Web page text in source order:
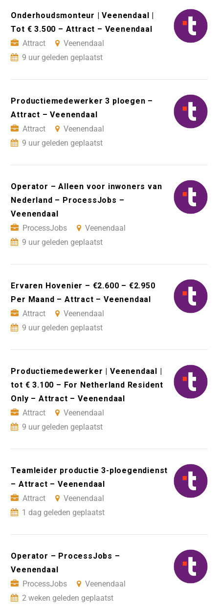
Onderhoudsmonteur | Veenendaal |
Tot € 3.500 – Attract – Veenendaal
Attract
Veenendaal
9 uur geleden geplaatst
Productiemedewerker 3 ploegen –
Attract – Veenendaal
Attract
Veenendaal
9 uur geleden geplaatst
Operator – Alleen voor inwoners van
Nederland – ProcessJobs –
Veenendaal
ProcessJobs
Veenendaal
9 uur geleden geplaatst
Ervaren Hovenier – €2.600 – €2.950
Per Maand – Attract – Veenendaal
Attract
Veenendaal
9 uur geleden geplaatst
Productiemedewerker | Veenendaal |
tot € 3.100 – For Netherland Resident
Only – Attract – Veenendaal
Attract
Veenendaal
9 uur geleden geplaatst
Teamleider productie 3-ploegendienst
– Attract – Veenendaal
Attract
Veenendaal
1 dag geleden geplaatst
Operator – ProcessJobs –
Veenendaal
ProcessJobs
Veenendaal
2 weken geleden geplaatst